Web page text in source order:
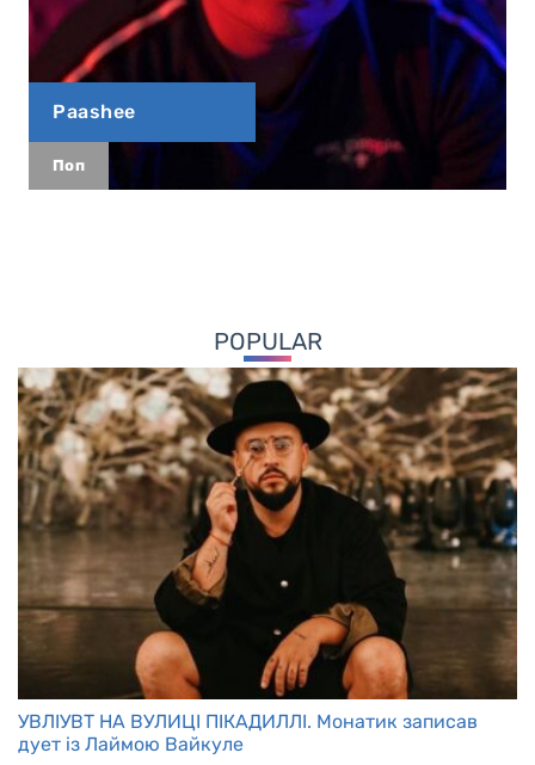
Paashee
Поп
POPULAR
УВЛІУВТ НА ВУЛИЦІ ПІКАДИЛЛІ. Монатик записав
дует із Лаймою Вайкуле